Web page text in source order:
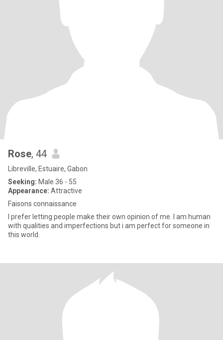
Rose, 44
Libreville, Estuaire, Gabon
Seeking: Male 36 - 55
Appearance: Attractive
Faisons connaissance
I prefer letting people make their own opinion of me. I am human
with qualities and imperfections but i am perfect for someone in
this world.